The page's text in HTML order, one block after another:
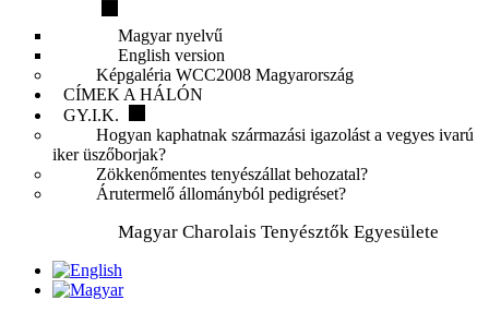
Magyar nyelvű
English version
Képgaléria WCC2008 Magyarország
CÍMEK A HÁLÓN
GY.I.K.
Hogyan kaphatnak származási igazolást a vegyes ivarú
iker üszőborjak?
Zökkenőmentes tenyészállat behozatal?
Árutermelő állományból pedigréset?
Magyar Charolais Tenyésztők Egyesülete